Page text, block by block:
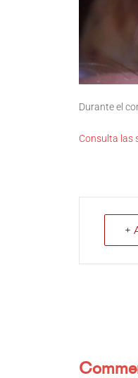
Durante el
Consulta las
+